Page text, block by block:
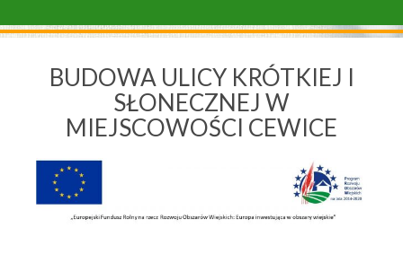
BUDOWA ULICY KRÓTKIEJ I
SŁONECZNEJ W
MIEJSCOWOŚCI CEWICE